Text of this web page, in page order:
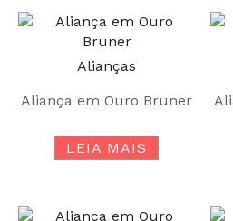
Alianças
Aliança em Ouro Bruner
LEIA MAIS